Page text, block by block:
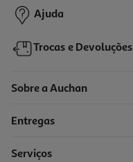
Ajuda
Trocas e Devoluções
Sobre a Auchan
Entregas
Serviços